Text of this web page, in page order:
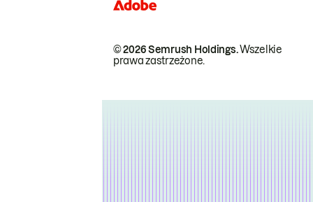
© 2026 Semrush Holdings.Wszelkie
prawa zastrzeżone.